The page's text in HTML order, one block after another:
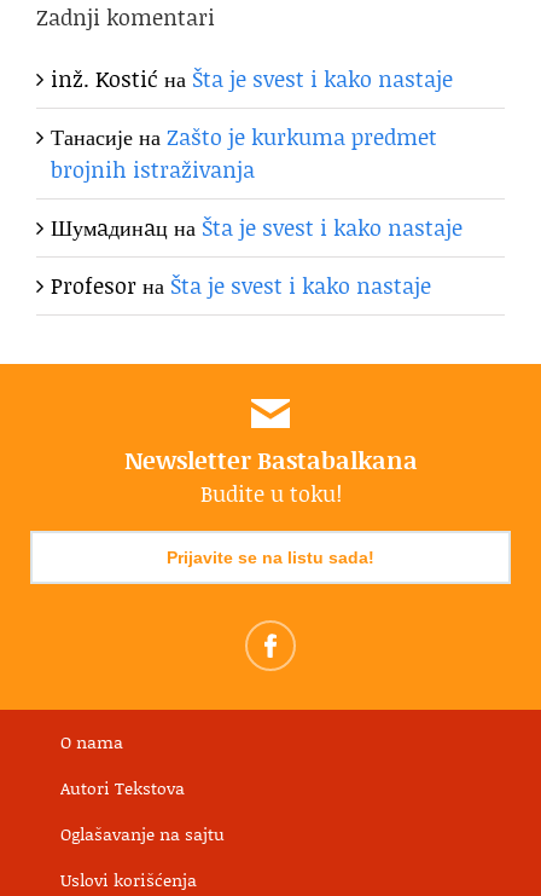
Zadnji komentari
inž. Kostić на Šta je svest i kako nastaje
ТанасијенаZašto je kurkuma predmet
brojnih istraživanja
Шумaдинaцна Šta je svest i kako nastaje
Profesorна Šta je svest i kako nastaje
Newsletter Bastabalkana
Budite u toku!
Prijavite se na listu sada!
O nama
Autori Tekstova
Oglašavanje na sajtu
Uslovi korišćenja